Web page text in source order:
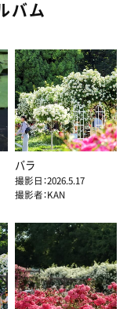
バム
バラ
撮影日：2026.5.17
撮影者：KAN